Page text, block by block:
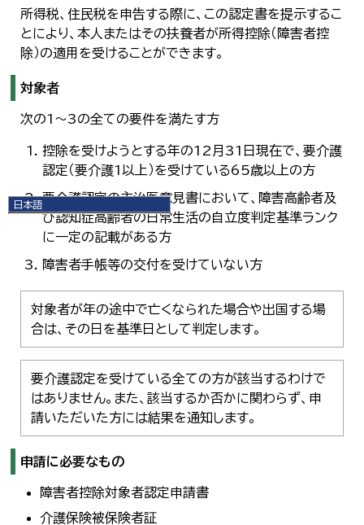
日本語
English
简体中文
所得税、住民税を申告する際に、この認定書を提示するこ
とにより、本人またはその扶養者が所得控除（障害者控
除）の適用を受けることができます。
対象者
次の1～3の全ての要件を満たす方
控除を受けようとする年の12月31日現在で、要介護
認定（要介護1以上）を受けている65歳以上の方
要介護認定の主治医意見書において、障害高齢者及
び認知症高齢者の日常生活の自立度判定基準ランク
に一定の記載がある方
障害者手帳等の交付を受けていない方
対象者が年の途中で亡くなられた場合や出国する場
合は、その日を基準日として判定します。
要介護認定を受けている全ての方が該当するわけで
はありません。また、該当するか否かに関わらず、申
請いただいた方には結果を通知します。
申請に必要なもの
障害者控除対象者認定申請書
介護保険被保険者証